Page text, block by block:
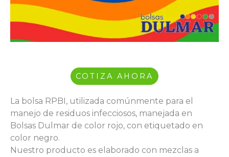
COTIZA AHORA
La bolsa RPBI, utilizada comúnmente para el
manejo de residuos infecciosos, manejada en
Bolsas Dulmar de color rojo, con etiquetado en
color negro.
Nuestro producto es elaborado con mezclas a